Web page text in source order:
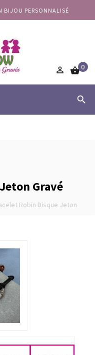
BIJOU PERSONNALISÉ
 0

Gravé
Robin Disque Jeton